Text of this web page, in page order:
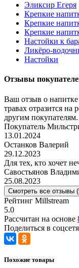
Эликсир Егеря
Крепкие
Крепкие
Крепкие
Настойки к
Ликёро-
Настойки
Отзывы
Ваш отзыв о
травах отразится
другим покупателям.
Покупатель
13.01.2024
Останков Валерий
29.12.2023
Для тех, кто хочет
Савостьянов
25.08.2023
Смотреть все отзывы
Рейтинг Millstream
5.0
Рассчитан на основе
Поделиться в
Похожие товары